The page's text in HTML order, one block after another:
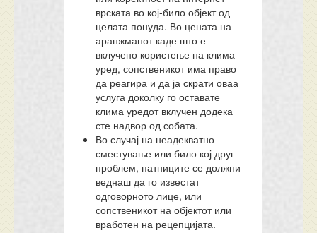
врската во кој-било објект од
целата понуда. Во цената на
аранжманот каде што е
вклучено користење на клима
уред, сопственикот има право
да реагира и да ја скрати оваа
услуга доколку го оставате
клима уредот вклучен додека
сте надвор од собата.
Во случај на неадекватно
сместување или било кој друг
проблем, патниците се должни
веднаш да го известат
одговорното лице, или
сопственикот на објектот или
вработен на рецепцијата.